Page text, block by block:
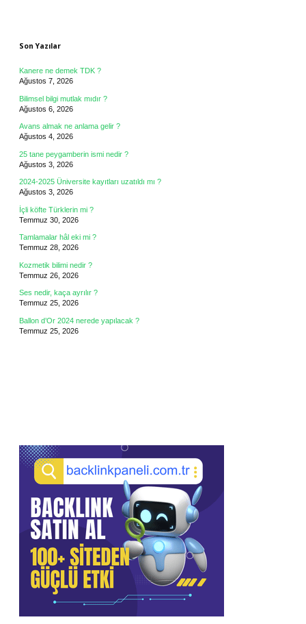
Son Yazılar
Kanere ne demek TDK ?
Ağustos 7, 2026
Bilimsel bilgi mutlak mıdır ?
Ağustos 6, 2026
Avans almak ne anlama gelir ?
Ağustos 4, 2026
25 tane peygamberin ismi nedir ?
Ağustos 3, 2026
2024-2025 Üniversite kayıtları uzatıldı mı ?
Ağustos 3, 2026
İçli köfte Türklerin mi ?
Temmuz 30, 2026
Tamlamalar hâl eki mi ?
Temmuz 28, 2026
Kozmetik bilimi nedir ?
Temmuz 26, 2026
Ses nedir, kaça ayrılır ?
Temmuz 25, 2026
Ballon d’Or 2024 nerede yapılacak ?
Temmuz 25, 2026